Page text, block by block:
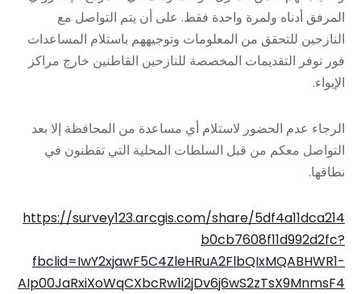
المرفق أدناه ولمرة واحدة فقط. على أن يتم التواصل مع
النازحين للتحقق من المعلومات وتوجيههم باستلام المساعدات
فور توفر التقديمات المخصصة للنازحين القاطنين خارج مراكز
الإيواء.
الرجاء عدم الحضور لاستلام أي مساعدة من المحافظة إلا بعد
التواصل معكم من قبل السلطات المحلية التي تقطنون في
نطاقها.
https://survey123.arcgis.com/share/5df4a11dca214
b0cb7608f11d992d2fc?
fbclid=IwY2xjawF5C4ZleHRuA2FlbQIxMQABHWR1-
AIp00JaRxiXoWqCXbcRw1i2jDv6j6wS2zTsX9MnmsF4